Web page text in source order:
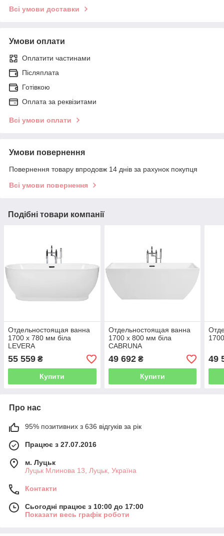
Всі умови доставки
Умови оплати
Оплатити частинами
Післяплата
Готівкою
Оплата за реквізитами
Всі умови оплати
Умови повернення
Повернення товару впродовж 14 днів за рахунок покупця
Всі умови повернення
Подібні товари компанії
Отдельностоящая ванна
1700 x 780 мм біла
LEVERA
55 559 ₴
Купити
Отдельностоящая ванна
1700 x 800 мм біла
CABRUNA
49 692₴
Купити
49
Про нас
95% позитивних з 636 відгуків за рік
Працює з 27.07.2016
м. Луцьк
Луцьк Млинова 13, Луцьк, Україна
Контакти
Сьогодні працює з 10:00 до 17:00
Показати весь графік роботи